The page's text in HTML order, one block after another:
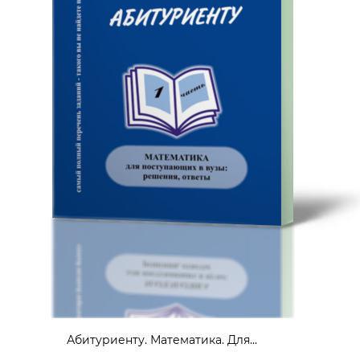
Абитуриенту. Математика. Для...